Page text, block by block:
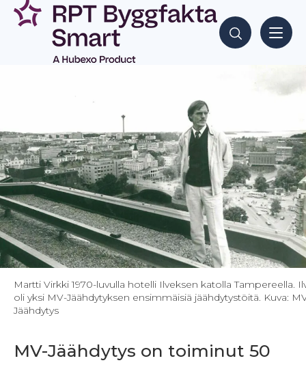
Siirry
sisältöön
Hae sisältöjä
Martti Virkki 1970-luvulla hotelli Ilveksen katolla Tampereella.
oli yksi MV-Jäähdytyksen ensimmäisiä jäähdytystöitä. Kuva:
Jäähdytys
MV-Jäähdytys on toiminut 50